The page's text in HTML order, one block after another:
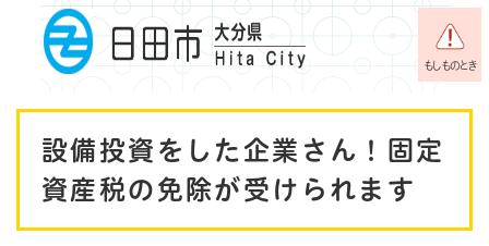
メニューを飛ばして本文へ
もしものとき
設備投資をした企業さん！固定
資産税の免除が受けられます